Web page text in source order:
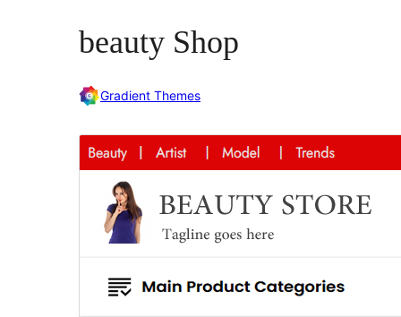
beauty Shop
Gradient Themes